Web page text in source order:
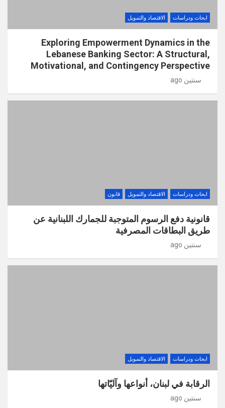
ابحاث ودراسات الاقتصاد والتمويل
Exploring Empowerment Dynamics in the
Lebanese Banking Sector: A Structural,
Motivational, and Contingency Perspective
سنتين ago
ابحاث ودراسات الاقتصاد والتمويل قانون
قانونية دفع الرسوم المتوجبة للجمارك اللبنانية عن
طريق البطاقات المصرفية
سنتين ago
ابحاث ودراسات الاقتصاد والتمويل
الرقابة في لبنان، أنواعها وآليّاتها
سنتين ago